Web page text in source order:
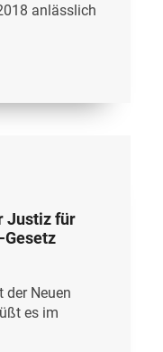
anlässlich
Justiz für
der Neuen
es im